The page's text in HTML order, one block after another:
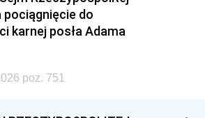
pociągnięcie do
karnej posła Adama
poz. 751